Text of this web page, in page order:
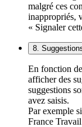
malgré ces
inappropriés,
« Signaler
8.
En fonction
afficher des
suggestions
avez saisis.
Par exemple
France